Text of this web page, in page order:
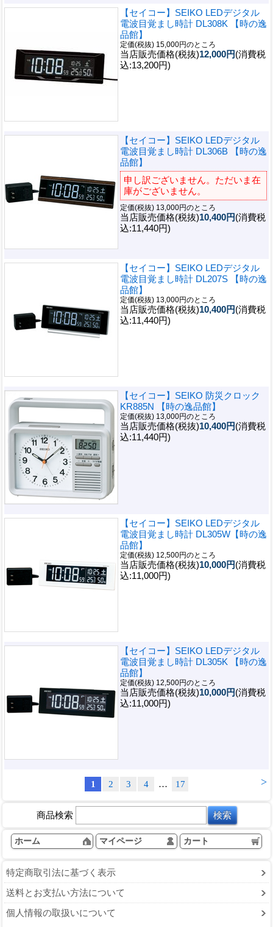
【セイコー】SEIKO LEDデジタル
電波目覚まし時計 DL308K 【時の逸
品館】
定価(税抜) 15,000円のところ
当店販売価格(税抜)12,000円(消費税
込:13,200円)
【セイコー】SEIKO LEDデジタル
電波目覚まし時計 DL306B 【時の逸
品館】
申し訳ございません。ただいま在
庫がございません。
定価(税抜) 13,000円のところ
当店販売価格(税抜)10,400円(消費税
込:11,440円)
【セイコー】SEIKO LEDデジタル
電波目覚まし時計 DL207S 【時の逸
品館】
定価(税抜) 13,000円のところ
当店販売価格(税抜)10,400円(消費税
込:11,440円)
【セイコー】SEIKO 防災クロック
KR885N 【時の逸品館】
定価(税抜) 13,000円のところ
当店販売価格(税抜)10,400円(消費税
込:11,440円)
【セイコー】SEIKO LEDデジタル
電波目覚まし時計 DL305W【時の逸
品館】
定価(税抜) 12,500円のところ
当店販売価格(税抜)10,000円(消費税
込:11,000円)
【セイコー】SEIKO LEDデジタル
電波目覚まし時計 DL305K 【時の逸
品館】
定価(税抜) 12,500円のところ
当店販売価格(税抜)10,000円(消費税
込:11,000円)
>
1 2 3 4 … 17
商品検索
ホーム マイページ カート
特定商取引法に基づく表示
送料とお支払い方法について
個人情報の取扱いについて